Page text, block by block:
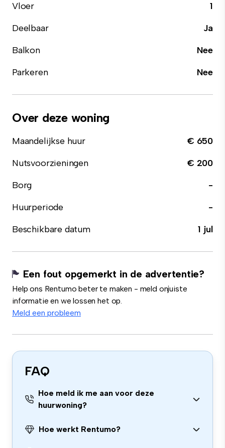
Vloer
1
Deelbaar
Ja
Balkon
Nee
Parkeren
Nee
Over deze woning
Maandelijkse huur
€ 650
Nutsvoorzieningen
€ 200
Borg
-
Huurperiode
-
Beschikbare datum
1 jul
Een fout opgemerkt in de advertentie?
Help ons Rentumo beter te maken - meld onjuiste
informatie en we lossen het op.
Meld een probleem
FAQ
Hoe meld ik me aan voor deze
huurwoning?
Hoe werkt Rentumo?